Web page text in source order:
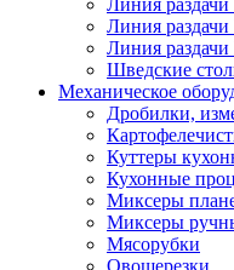
Линия раздачи
Линия
Линия
Шведские
Механическое
Дробилки,
Куттеры
Кухонные
Миксеры
Миксеры
Мясорубки
Овощерезки